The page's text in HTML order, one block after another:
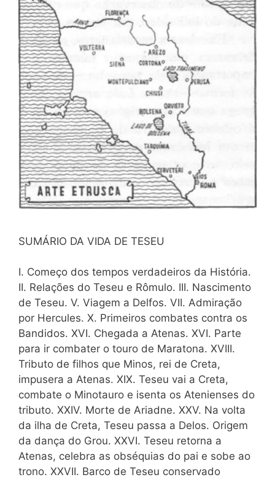
SUMÁRIO DA VIDA DE TESEU
I. Começo dos tempos verdadeiros da História.
II. Relações do Teseu e Rômulo. III. Nascimento
de Teseu. V. Viagem a Delfos. VII. Admiração
por Hercules. X. Primeiros combates contra os
Bandidos. XVI. Chegada a Atenas. XVI. Parte
para ir combater o touro de Maratona. XVIII.
Tributo de filhos que Minos, rei de Creta,
impusera a Atenas. XIX. Teseu vai a Creta,
combate o Minotauro e isenta os Atenienses do
tributo. XXIV. Morte de Ariadne. XXV. Na volta
da ilha de Creta, Teseu passa a Delos. Origem
da dança do Grou. XXVI. Teseu retorna a
Atenas, celebra as obséquias do pai e sobe ao
trono. XXVII. Barco de Teseu conservado